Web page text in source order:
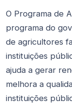
O Programa de
programa do
de agricultores
instituições
ajuda a gerar
melhora a
instituições